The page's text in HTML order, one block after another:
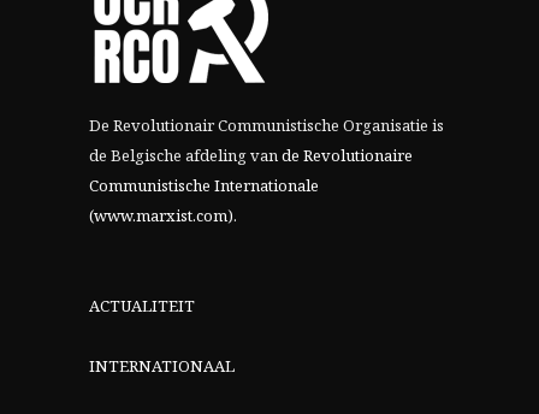
De Revolutionair Communistische Organisatie is
de Belgische afdeling vande Revolutionaire
Communistische Internationale
(www.marxist.com).
ACTUALITEIT
INTERNATIONAAL